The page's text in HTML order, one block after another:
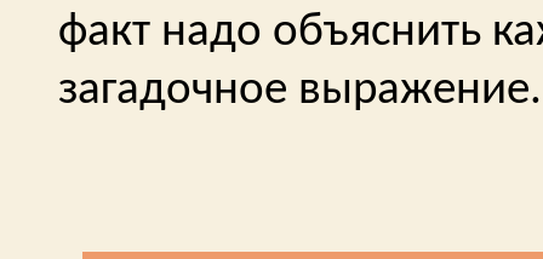
факт надо объяснить
загадочное выражение.